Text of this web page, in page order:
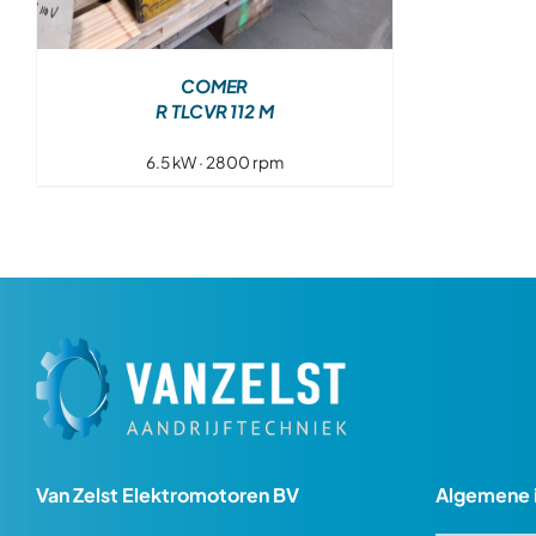
COMER
R TLCVR 112 M
6.5 kW · 2800 rpm
Van Zelst Elektromotoren BV